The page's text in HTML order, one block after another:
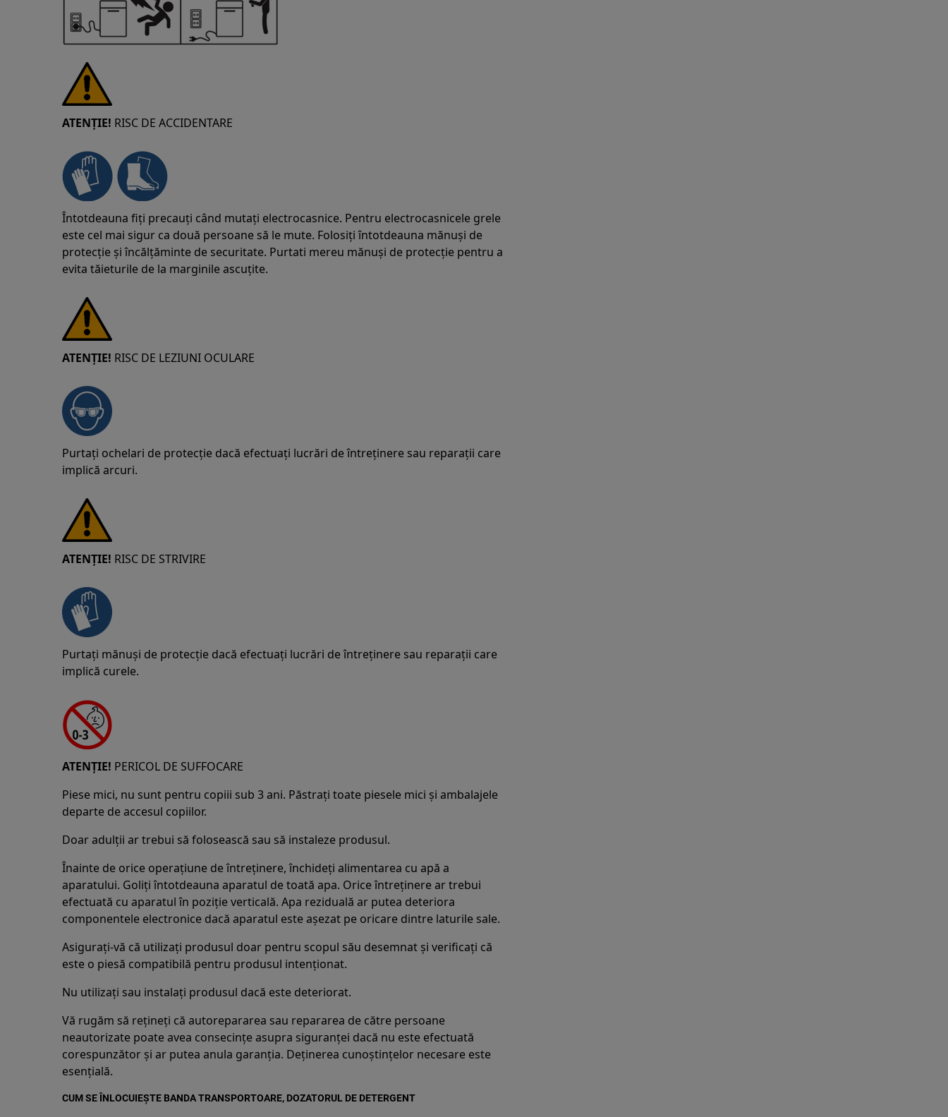
ATENȚIE! RISC DE ACCIDENTARE
Întotdeauna fiți precauți când mutați electrocasnice. Pentru electrocasnicele grele
este cel mai sigur ca două persoane să le mute. Folosiți întotdeauna mănuși de
protecție și încălțăminte de securitate. Purtati mereu mănuși de protecție pentru a
evita tăieturile de la marginile ascuțite.
ATENȚIE! RISC DE LEZIUNI OCULARE
Purtați ochelari de protecție dacă efectuați lucrări de întreținere sau reparații care
implică arcuri.
ATENȚIE! RISC DE STRIVIRE
Purtați mănuși de protecție dacă efectuați lucrări de întreținere sau reparații care
implică curele.
ATENȚIE! PERICOL DE SUFFOCARE
Piese mici, nu sunt pentru copiii sub 3 ani. Păstrați toate piesele mici și ambalajele
departe de accesul copiilor.
Doar adulții ar trebui să folosească sau să instaleze produsul.
Înainte de orice operațiune de întreținere, închideți alimentarea cu apă a
aparatului. Goliți întotdeauna aparatul de toată apa. Orice întreținere ar trebui
efectuată cu aparatul în poziție verticală. Apa reziduală ar putea deteriora
componentele electronice dacă aparatul este așezat pe oricare dintre laturile sale.
Asigurați-vă că utilizați produsul doar pentru scopul său desemnat și verificați că
este o piesă compatibilă pentru produsul intenționat.
Nu utilizați sau instalați produsul dacă este deteriorat.
Vă rugăm să rețineți că autorepararea sau repararea de către persoane
neautorizate poate avea consecințe asupra siguranței dacă nu este efectuată
corespunzător și ar putea anula garanția. Deținerea cunoștințelor necesare este
esențială.
CUM SE ÎNLOCUIEȘTE BANDA TRANSPORTOARE, DOZATORUL DE DETERGENT